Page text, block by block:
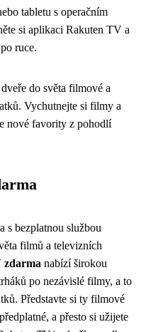
tabletu s operačním
si aplikaci Rakuten TV a
ruce.
do světa filmové a
Vychutnejte si filmy a
nové favority z pohodlí
s bezplatnou službou
filmů a televizních
zdarma nabízí širokou
po nezávislé filmy, a to
Představte si ty filmové
a přesto si užijete